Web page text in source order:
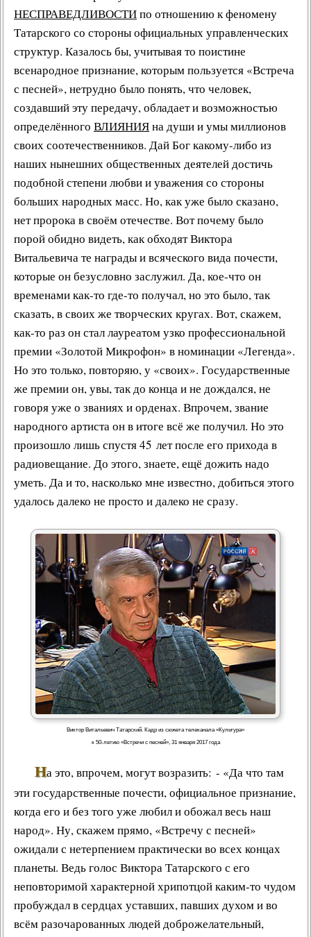
НЕСПРАВЕДЛИВОСТИпо отношению кфеномену
Татарского со стороны официальных управленческих
структур. Казалось бы, учитывая то поистине
всенародное признание, которым пользуется «Встреча
с песней», нетрудно было понять, что человек,
создавший эту передачу, обладает и возможностью
определённого ВЛИЯНИЯна души и умы миллионов
своих соотечественников. Дай Бог какому-либо из
наших нынешних общественных деятелей достичь
подобной степени любви и уважения со стороны
больших народных масс. Но, как уже было сказано,
нет пророка в своём отечестве. Вот почему было
порой обидно видеть, как обходят Виктора
Витальевича те награды и всяческого вида почести,
которые он безусловно заслужил. Да, кое-что он
временами как-то где-то получал, но это было, так
сказать, в своих же творческих кругах. Вот, скажем,
как-то раз он стал лауреатом узко профессиональной
премии «Золотой Микрофон» в номинации «Легенда».
Но это только, повторяю, у «своих». Государственные
же премии он, увы, так до конца и не дождался, не
говоря уже о званиях и орденах. Впрочем,звание
народного артистаон в итоге всё же получил. Но это
произошло лишь спустя 45 лет после его прихода в
радиовещание. До этого, знаете, ещё дожить надо
уметь. Да и то, насколько мне известно, добиться этого
удалось далеко не просто и далеко не сразу.
Виктор Витальевич Татарский. Кадр из сюжета телеканала «Культура»
к 50-летию «Встречи с песней», 31 января 2017 года
На это, впрочем, могут возразить: - «Да что там
эти государственные почести, официальное признание,
когда его и без того уже любил и обожал весь наш
народ». Ну, скажем прямо, «Встречу с песней»
ожидали с нетерпением практически во всех концах
планеты. Ведьголос Виктора Татарского с его
неповторимой характерной хрипотцой каким-то чудом
пробуждал в сердцах уставших, павших духом и во
всём разочарованных людей доброжелательный,